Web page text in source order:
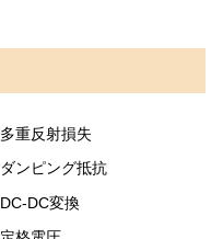
多重反射損失
ダンピング抵抗
DC-DC変換